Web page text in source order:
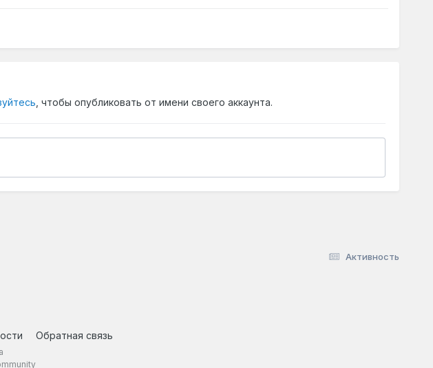
, чтобы опубликовать от имени своего аккаунта.
Активность
Обратная связь